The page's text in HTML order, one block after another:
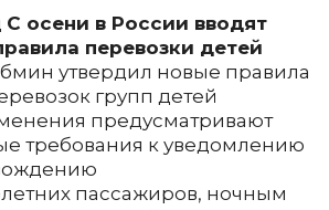
С осени в России вводят
перевозки детей
утвердил новые правила
групп детей
предусматривают
требования к уведомлению
пассажиров, ночным